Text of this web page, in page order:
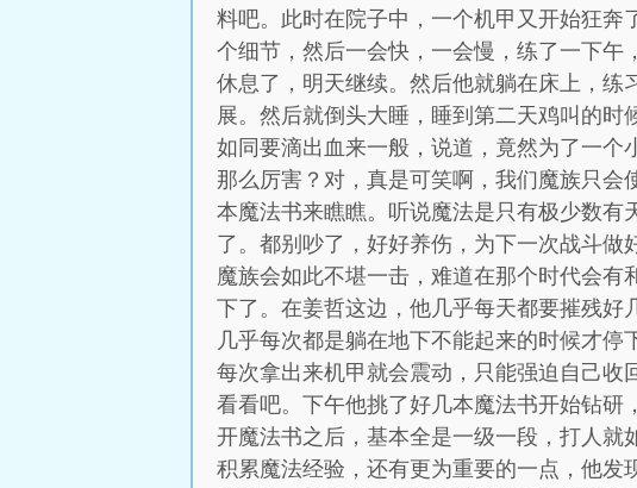
料吧。此时在院子中，一个机甲又开始狂
个细节，然后一会快，一会慢，练了一下
休息了，明天继续。然后他就躺在床上，
展。然后就倒头大睡，睡到第二天鸡叫的
如同要滴出血来一般，说道，竟然为了一
那么厉害？对，真是可笑啊，我们魔族只
本魔法书来瞧瞧。听说魔法是只有极少数
了。都别吵了，好好养伤，为下一次战斗
魔族会如此不堪一击，难道在那个时代会
下了。在姜哲这边，他几乎每天都要摧残好
几乎每次都是躺在地下不能起来的时候才
每次拿出来机甲就会震动，只能强迫自己
看看吧。下午他挑了好几本魔法书开始钻研
开魔法书之后，基本全是一级一段，打人
积累魔法经验，还有更为重要的一点，他